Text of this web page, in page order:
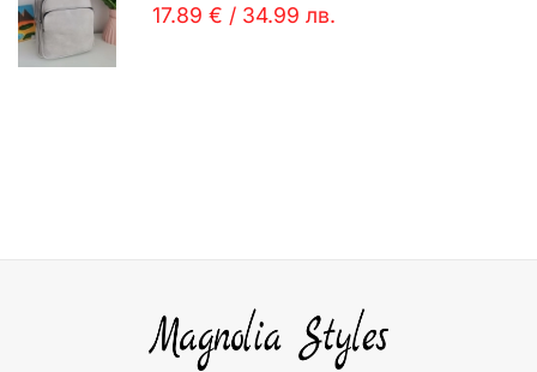
17.89 € / 34.99 лв.